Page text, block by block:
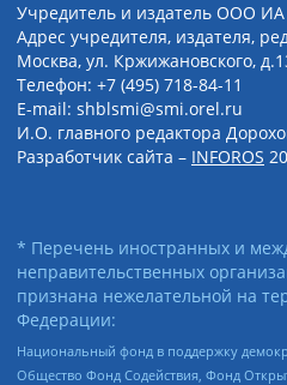
Учредитель и издатель ООО
Адрес учредителя, издателя,
Москва, ул. Кржижановского,
Телефон: +7 (495) 718-84-11
E-mail: shblsmi@smi.orel.ru
И.О. главного редактора
Разработчик сайта – INFOROS
* Перечень иностранных и
неправительственных
признана нежелательной на
Федерации:
Национальный фонд в поддержку
Общество Фонд Содействия, Фонд